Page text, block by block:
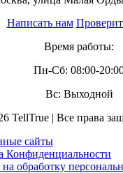
Написать нам
Время работы:
Пн-Сб: 08:00-
Вс: Выходной
TellTrue | Все права
сайты
Конфиденциальности
на обработку